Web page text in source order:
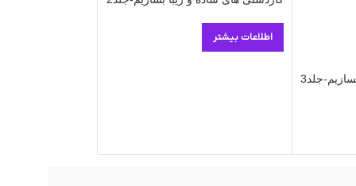
جلد3
اطلاعات بیشتر